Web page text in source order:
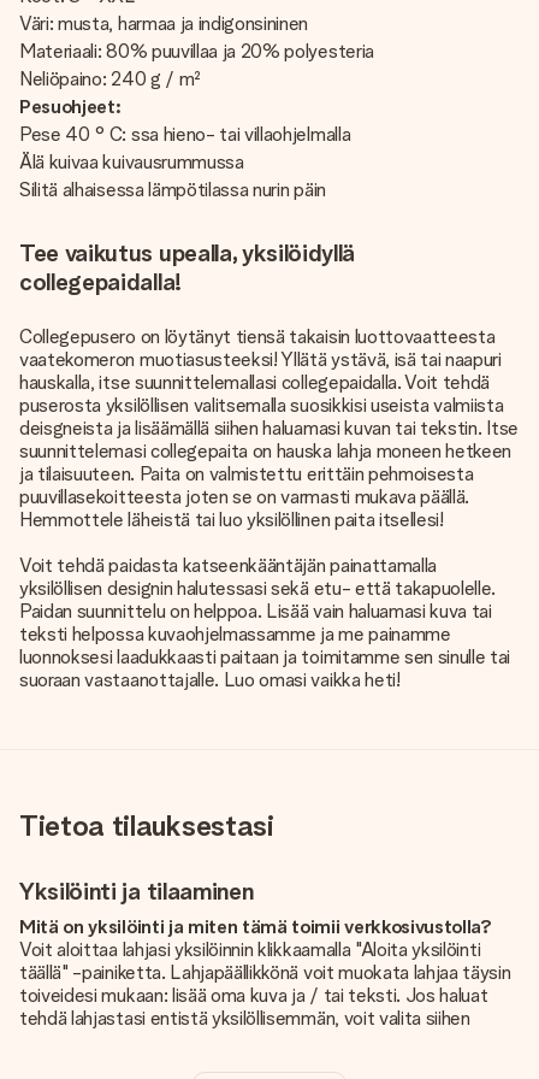
Väri: musta, harmaa ja indigonsininen
Materiaali: 80% puuvillaa ja 20% polyesteria
Neliöpaino: 240 g / m²
Pesuohjeet:
Pese 40 ° C: ssa hieno- tai villaohjelmalla
Älä kuivaa kuivausrummussa
Silitä alhaisessa lämpötilassa nurin päin
Tee vaikutus upealla, yksilöidyllä
collegepaidalla!
Collegepusero on löytänyt tiensä takaisin luottovaatteesta
vaatekomeron muotiasusteeksi! Yllätä ystävä, isä tai naapuri
hauskalla, itse suunnittelemallasi collegepaidalla. Voit tehdä
puserosta yksilöllisen valitsemalla suosikkisi useista valmiista
deisgneista ja lisäämällä siihen haluamasi kuvan tai tekstin. Itse
suunnittelemasi collegepaita on hauska lahja moneen hetkeen
ja tilaisuuteen. Paita on valmistettu erittäin pehmoisesta
puuvillasekoitteesta joten se on varmasti mukava päällä.
Hemmottele läheistä tai luo yksilöllinen paita itsellesi!
Voit tehdä paidasta katseenkääntäjän painattamalla
yksilöllisen designin halutessasi sekä etu- että takapuolelle.
Paidan suunnittelu on helppoa. Lisää vain haluamasi kuva tai
teksti helpossa kuvaohjelmassamme ja me painamme
luonnoksesi laadukkaasti paitaan ja toimitamme sen sinulle tai
suoraan vastaanottajalle. Luo omasi vaikka heti!
Tietoa tilauksestasi
Yksilöinti ja tilaaminen
Mitä on yksilöinti ja miten tämä toimii verkkosivustolla?
Voit aloittaa lahjasi yksilöinnin klikkaamalla "Aloita yksilöinti
täällä" -painiketta. Lahjapäällikkönä voit muokata lahjaa täysin
toiveidesi mukaan: lisää oma kuva ja / tai teksti. Jos haluat
tehdä lahjastasi entistä yksilöllisemmän, voit valita siihen